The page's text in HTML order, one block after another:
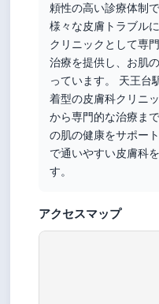
頼性の高い診療体制
様々な皮膚トラブル
クリニックとして専
治療を提供し、お肌
っています。 天王台
着型の皮膚科クリニ
から専門的な治療ま
の肌の健康をサポー
で通いやすい皮膚科
す。
アクセスマップ